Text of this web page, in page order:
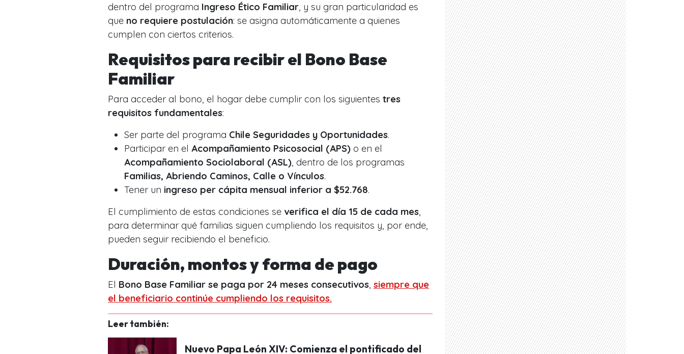
dentro del programa Ingreso Ético Familiar , y su gran particularidad es
que no requiere postulación: se asigna automáticamente a quienes
cumplen con ciertos criterios.
Requisitos para recibir el Bono Base
Familiar
Para acceder al bono, el hogar debe cumplir con los siguientes tres
requisitos fundamentales:
Ser parte del programa Chile Seguridades y Oportunidades.
Participar en el Acompañamiento Psicosocial (APS) o en el
Acompañamiento Sociolaboral (ASL) , dentro de los programas
Familias, Abriendo Caminos, Calle o Vínculos.
Tener un ingreso per cápita mensual inferior a $52.768.
El cumplimiento de estas condiciones se verifica el día 15 de cada mes
para determinar qué familias siguen cumpliendo los requisitos y, por ende,
pueden seguir recibiendo el beneficio.
Duración, montos y forma de pago
El Bono Base Familiar se paga por 24 meses consecutivos siempre que
el beneficiario continúe cumpliendo los requisitos.
Leer también:
Nuevo Papa León XIV: Comienza el pontificado del